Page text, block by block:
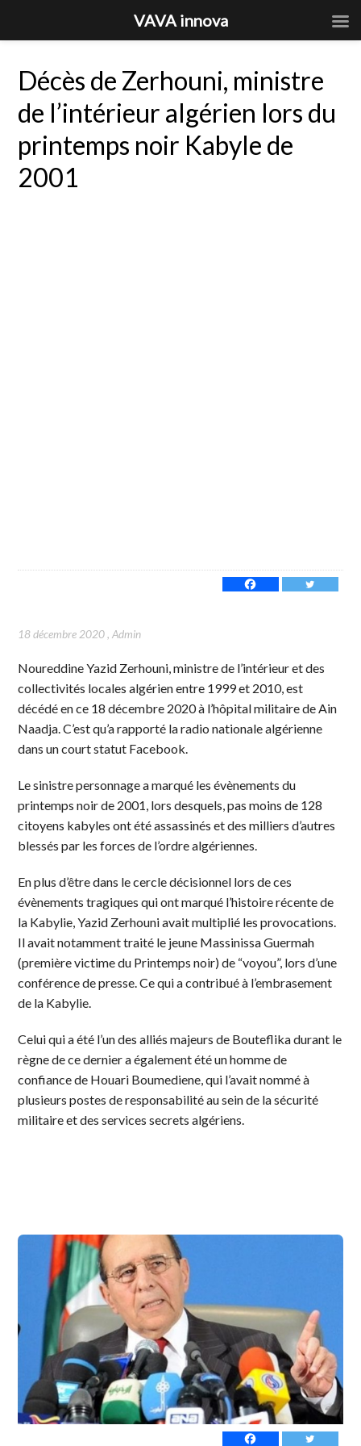
Décès de Zerhouni, ministre
de l’intérieur algérien lors du
printemps noir Kabyle de
2001
18 décembre 2020,Admin
Noureddine Yazid Zerhouni, ministre de l’intérieur et des
collectivités locales algérien entre 1999 et 2010, est
décédé en ce 18 décembre 2020 à l’hôpital militaire de Ain
Naadja. C’est qu’a rapporté la radio nationale algérienne
dans un court statut Facebook.
Le sinistre personnage a marqué les évènements du
printemps noir de 2001, lors desquels, pas moins de 128
citoyens kabyles ont été assassinés et des milliers d’autres
blessés par les forces de l’ordre algériennes.
En plus d’être dans le cercle décisionnel lors de ces
évènements tragiques qui ont marqué l’histoire récente de
la Kabylie, Yazid Zerhouni avait multiplié les provocations.
Il avait notamment traité le jeune Massinissa Guermah
(première victime du Printemps noir) de “voyou”, lors d’une
conférence de presse. Ce qui a contribué à l’embrasement
de la Kabylie.
Celui qui a été l’un des alliés majeurs de Bouteflika durant le
règne de ce dernier a également été un homme de
confiance de Houari Boumediene, qui l’avait nommé à
plusieurs postes de responsabilité au sein de la sécurité
militaire et des services secrets algériens.
VAVA innova